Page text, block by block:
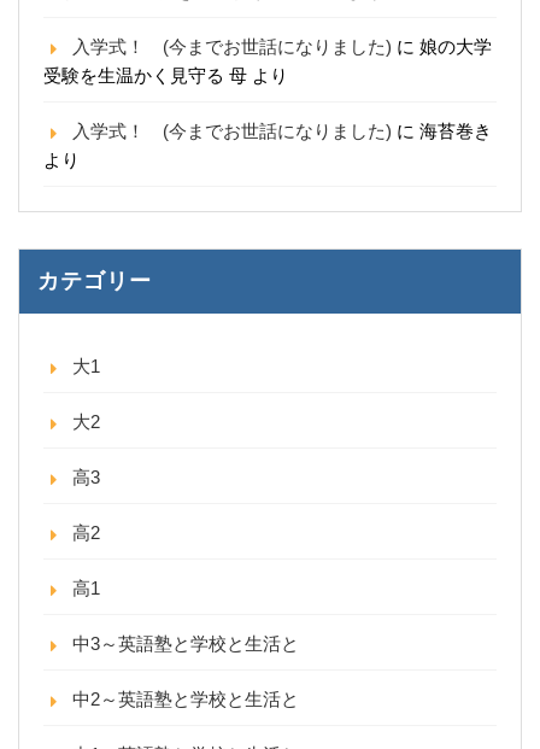
入学式！ (今までお世話になりました) に 娘の大学
受験を生温かく見守る 母 より
入学式！ (今までお世話になりました) に 海苔巻き
より
カテゴリー
大1
大2
高3
高2
高1
中3～英語塾と学校と生活と
中2～英語塾と学校と生活と